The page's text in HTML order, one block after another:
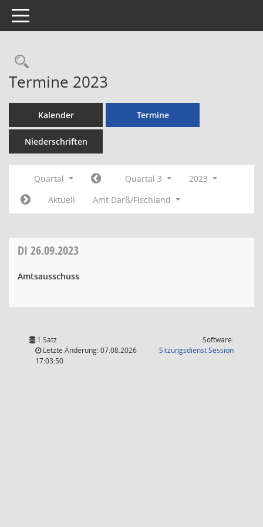
Toggle navigation
Rechercheauswahl
Termine 2023
Kalender Termine
Niederschriften
Quartal Quartal 3
2023
Aktuell
Amt Darß/Fischland
DI 26.09.2023
Amtsausschuss
1 Satz
Letzte Änderung: 07.08.2026
17:03:50
Software:
SitzungsdienstSession(Wird in